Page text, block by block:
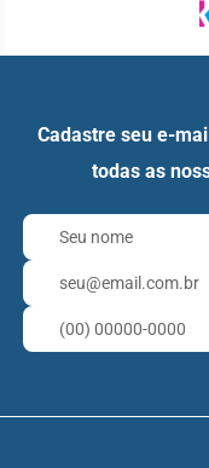
Cadastre seu e-
todas as